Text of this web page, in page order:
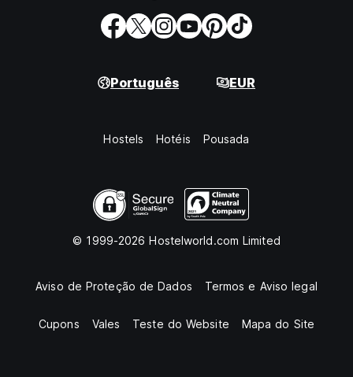
Português EUR
Hostels Hotéis Pousada
© 1999-2026 Hostelworld.com Limited
Aviso de Proteção de Dados Termos e Aviso legal
Cupons Vales Teste do Website Mapa do Site